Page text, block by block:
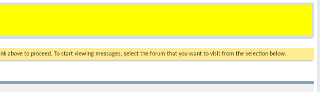
above to proceed. To start viewing messages, select the forum that you want to visit from the selection below.